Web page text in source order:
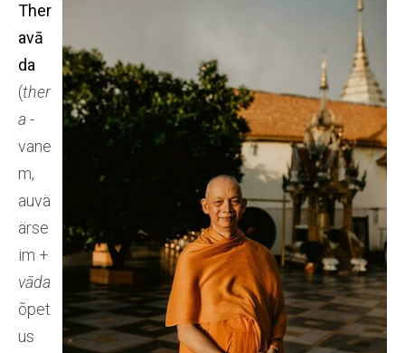
Ther
avā
da
(ther
a-
vane
m,
auvä
ärse
im +
vāda
õpet
us